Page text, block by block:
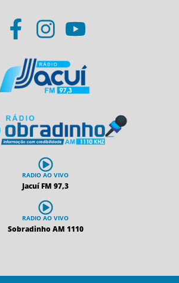
RADIO AO VIVO
Jacuí FM 97,3
RADIO AO VIVO
Sobradinho AM 1110